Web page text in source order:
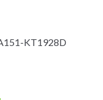
KT1928D